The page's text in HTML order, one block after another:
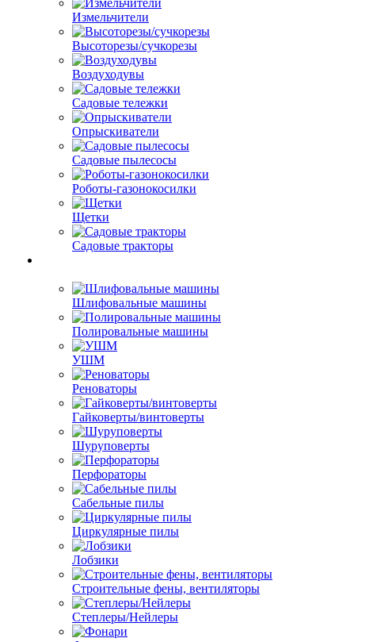
Измельчители
Высоторезы/сучкорезы
Воздуходувы
Садовые тележки
Опрыскиватели
Садовые пылесосы
Роботы-газонокосилки
Щетки
Садовые тракторы
Шлифовальные машины
Полировальные машины
УШМ
Реноваторы
Гайковерты/винтоверты
Шуруповерты
Перфораторы
Сабельные пилы
Циркулярные пилы
Лобзики
Строительные фены, вентиляторы
Степлеры/Нейлеры